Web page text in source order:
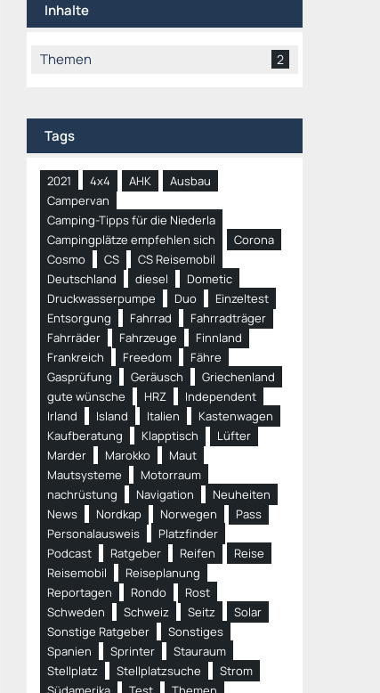
Inhalte
Themen 2
Tags
2021 4x4 AHK
Ausbau
Campervan
Camping-Tipps für die Niederla
Campingplätze empfehlen sich
Corona
Cosmo
CS
CS Reisemobil
Deutschland
diesel
Dometic
Druckwasserpumpe
Duo
Einzeltest
Entsorgung
Fahrrad
Fahrradträger
Fahrräder
Fahrzeuge
Finnland
Frankreich
Freedom
Fähre
Gasprüfung
Geräusch
Griechenland
gute wünsche
HRZ
Independent
Irland
Island Italien
Kastenwagen
Kaufberatung
Klapptisch
Lüfter
Marder
Marokko
Maut
Mautsysteme
Motorraum
nachrüstung
Navigation
Neuheiten
News
Nordkap Norwegen
Pass
Personalausweis
Platzfinder
Podcast
Ratgeber Reifen
Reise
Reisemobil
Reiseplanung
Reportagen
Rondo
Rost
Schweden
Schweiz Seitz
Solar
Sonstige Ratgeber
Sonstiges
Spanien
Sprinter
Stauraum
Stellplatz
Stellplatzsuche
Strom